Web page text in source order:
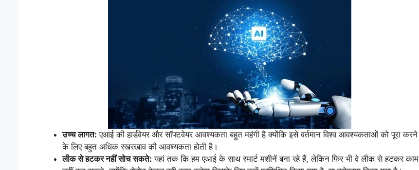
उच्च लागत: एआई की हार्डवेयर और सॉफ्टवेयर आवश्यकता बहुत महंगी है क्योंकि इसे वर्तमान विश्व आवश्यकताओं को पूरा करने
के लिए बहुत अधिक रखरखाव की आवश्यकता होती है।
लीक से हटकर नहीं सोच सकते: यहां तक ​​कि हम एआई के साथ स्मार्ट मशीनें बना रहे हैं, लेकिन फिर भी वे लीक से हटकर काम